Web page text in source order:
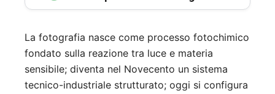
La fotografia nasce come processo fotochimico
fondato sulla reazione tra luce e materia
sensibile; diventa nel Novecento un sistema
tecnico-industriale strutturato; oggi si configura